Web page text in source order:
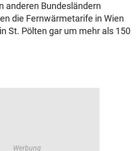
anderen Bundesländern
die Fernwärmetarife in Wien
St. Pölten gar um mehr als 150